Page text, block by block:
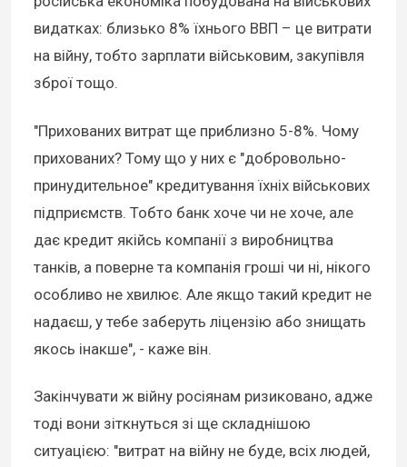
видатках: близько 8% їхнього ВВП – це витрати
на війну, тобто зарплати військовим, закупівля
зброї тощо.
"Прихованих витрат ще приблизно 5-8%. Чому
прихованих? Тому що у них є "добровольно-
принудительное" кредитування їхніх військових
підприємств. Тобто банк хоче чи не хоче, але
дає кредит якійсь компанії з виробництва
танків, а поверне та компанія гроші чи ні, нікого
особливо не хвилює. Але якщо такий кредит не
надаєш, у тебе заберуть ліцензію або знищать
якось інакше", - каже він.
Закінчувати ж війну росіянам ризиковано, адже
тоді вони зіткнуться зі ще складнішою
ситуацією: "витрат на війну не буде, всіх людей,